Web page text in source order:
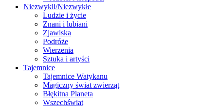
Niezwykli/Niezwykłe
Ludzie i życie
Znani i lubiani
Zjawiska
Podróże
Wierzenia
Sztuka i artyści
Tajemnice
Tajemnice Watykanu
Magiczny świat zwierząt
Błękitna Planeta
Wszechświat